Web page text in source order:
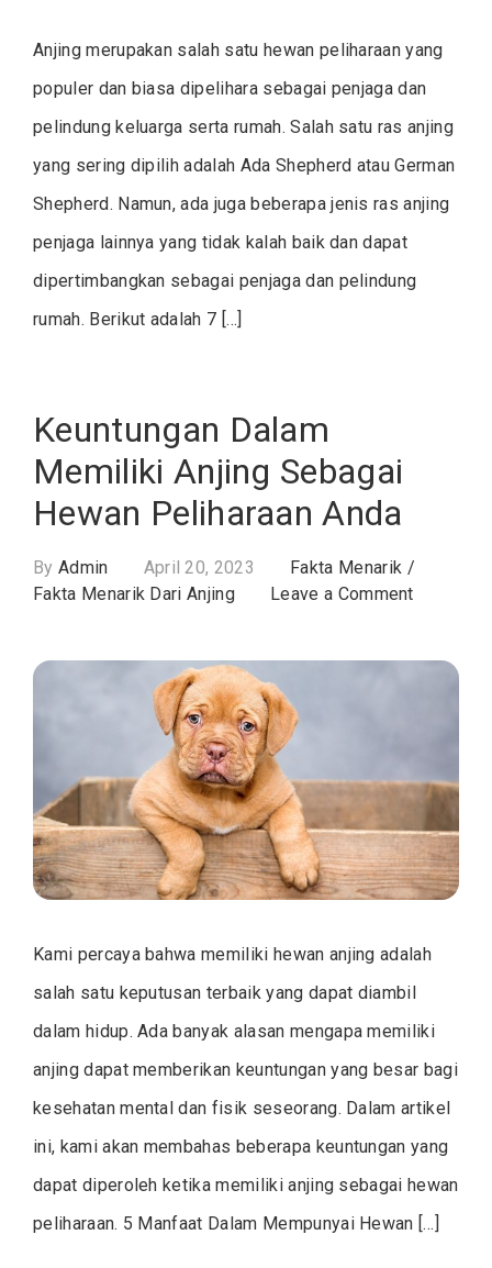
Anjing merupakan salah satu hewan peliharaan yang
populer dan biasa dipelihara sebagai penjaga dan
pelindung keluarga serta rumah. Salah satu ras anjing
yang sering dipilih adalah Ada Shepherd atau German
Shepherd. Namun, ada juga beberapa jenis ras anjing
penjaga lainnya yang tidak kalah baik dan dapat
dipertimbangkan sebagai penjaga dan pelindung
rumah. Berikut adalah 7 […]
Keuntungan Dalam
Memiliki Anjing Sebagai
Hewan Peliharaan Anda
By Admin April 20, 2023 Fakta Menarik /
Fakta Menarik Dari Anjing
Leave a Commenton
Memiliki
Anda
Kami percaya bahwa memiliki hewan anjing adalah
salah satu keputusan terbaik yang dapat diambil
dalam hidup. Ada banyak alasan mengapa memiliki
anjing dapat memberikan keuntungan yang besar bagi
kesehatan mental dan fisik seseorang. Dalam artikel
ini, kami akan membahas beberapa keuntungan yang
dapat diperoleh ketika memiliki anjing sebagai hewan
peliharaan. 5 Manfaat Dalam Mempunyai Hewan […]